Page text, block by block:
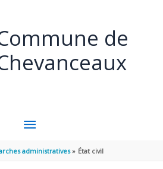
de
MENU
PRINCIPAL
administratives État civil